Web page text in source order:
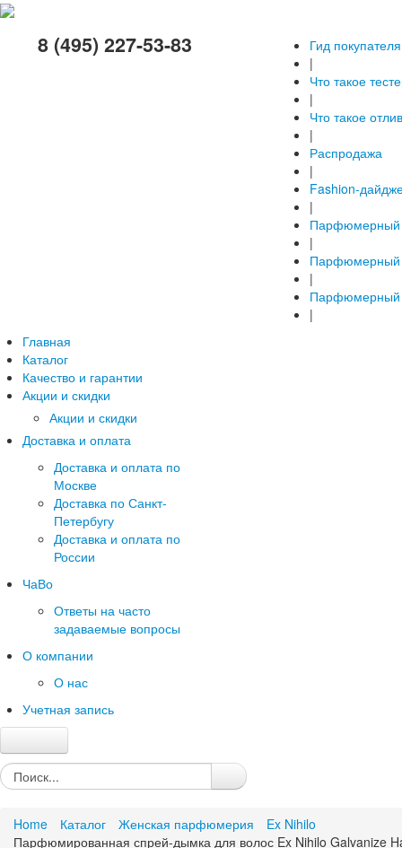
8 (495) 227-53-83
Гид покупателя
|
Что такое
|
Что такое
|
Распродажа
|
Fashion-
|
Парфюмерный
|
Парфюмерный
|
Парфюмерный
|
Главная
Каталог
Качество и гарантии
Акции и скидки
Акции и скидки
Доставка и оплата
Доставка и оплата по
Москве
Доставка по Санкт-
Петербугу
Доставка и оплата по
России
ЧаВо
Ответы на часто
задаваемые вопросы
О компании
О нас
Учетная запись
Главная
Каталог
Акции и скидки
Home Каталог Женская парфюмерия
Ex Nihilo
Парфюмированная спрей-дымка для волос Ex Nihilo Galvanize